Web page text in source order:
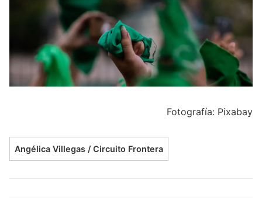
Fotografía: Pixabay
Angélica Villegas / Circuito Frontera